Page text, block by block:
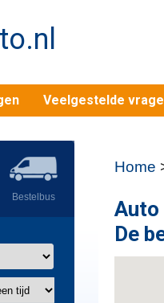
Veelgestelde
Bestelbus
Home
Auto
De